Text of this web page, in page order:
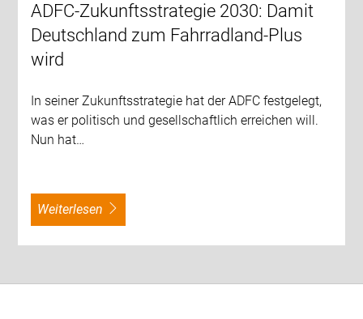
ADFC-Zukunftsstrategie 2030: Damit
Deutschland zum Fahrradland-Plus
wird
In seiner Zukunftsstrategie hat der ADFC festgelegt,
was er politisch und gesellschaftlich erreichen will.
Nun hat…
weiterlesen